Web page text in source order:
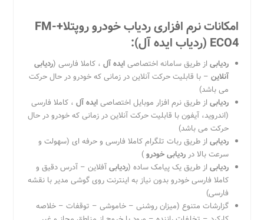
امکانات نرم افزاری ردیاب خودرو روپتلا +FM-
ECO4 (ردیاب ایده آل):
ردیابی از طریق سامانه اختصاصیایده آل ، کاملا فارسی (ردیابی
آنلاین – با قابلیت حرکت آنلاین در زمانی که خودرو در حال حرکت
می باشد)
ردیابی از طریق نرم افزار موبایل اختصاصیایده آل ، کاملا فارسی
(اندروید، آیفون با قابلیت حرکت آنلاین در زمانی که خودرو در حال
حرکت می باشد)
ردیابی از طریق ربات تلگرام کاملا فارسی و حرفه ای (سهولت و
سرعت بالا درردیابی خودرو)
ردیابی از طریق یک پیامک ساده (ردیابیآفلاین – آدرس دقیق و
کاملا فارسی خودرو بدون نیاز به اینترنت روی گوشی مدیر با نقشه
فارسی)
گزارشات متنوع (میزان روشنی – خاموشی – توقفات – خلاصه